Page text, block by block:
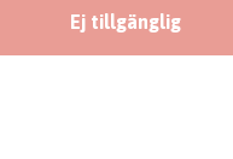
Ej tillgänglig